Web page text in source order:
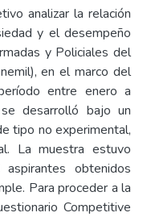
analizar la relación
y el desempeño
y Policiales del
en el marco del
entre enero a
desarrolló bajo un
tipo no experimental,
La muestra estuvo
obtenidos
Para proceder a la
Competitive